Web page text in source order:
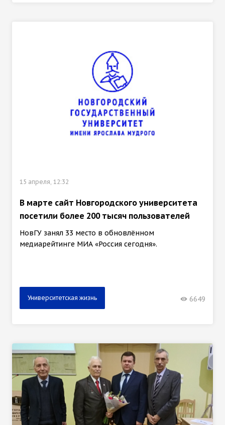
15 апреля, 12:32
В марте сайт Новгородского университета
посетили более 200 тысяч пользователей
НовГУ занял 33 место в обновлённом
медиарейтинге МИА «Россия сегодня».
Университетская жизнь 6649